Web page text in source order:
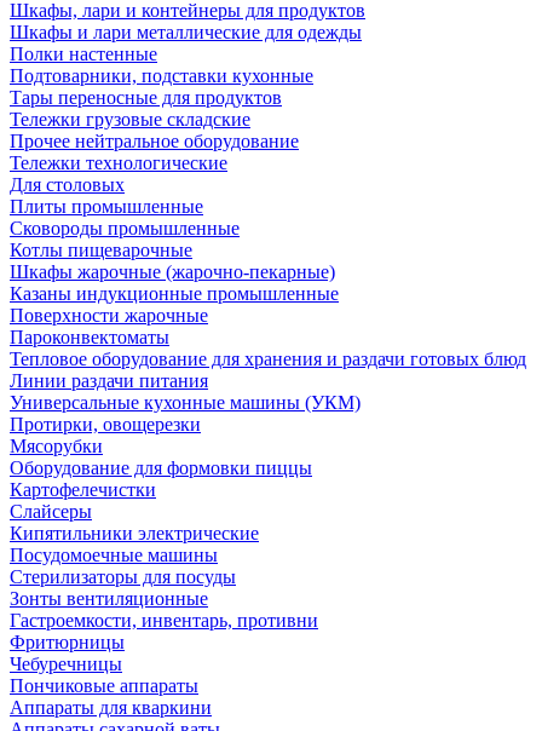
Шкафы, лари и контейнеры для продуктов
Шкафы и лари металлические для одежды
Полки настенные
Подтоварники, подставки кухонные
Тары переносные для продуктов
Тележки грузовые складские
Прочее нейтральное оборудование
Тележки технологические
Для столовых
Плиты промышленные
Сковороды промышленные
Котлы пищеварочные
Шкафы жарочные (жарочно-пекарные)
Казаны индукционные промышленные
Поверхности жарочные
Пароконвектоматы
Тепловое оборудование для хранения и раздачи готовых блюд
Линии раздачи питания
Универсальные кухонные машины (УКМ)
Протирки, овощерезки
Мясорубки
Оборудование для формовки пиццы
Картофелечистки
Слайсеры
Кипятильники электрические
Посудомоечные машины
Стерилизаторы для посуды
Зонты вентиляционные
Гастроемкости, инвентарь, противни
Фритюрницы
Чебуречницы
Пончиковые аппараты
Аппараты для кваркини